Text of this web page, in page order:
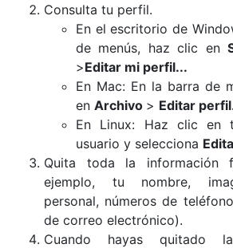
Consulta tu perfil.
En el escritorio de
de menús, haz clic en
>Editar mi perfil...
En Mac: En la barra de
en Archivo > Editar
En Linux: Haz clic en
usuario y selecciona
Quita toda la información
ejemplo, tu nombre,
personal, números de
de correo electrónico).
Cuando hayas quitado